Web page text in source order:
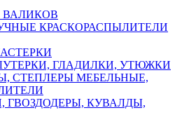
ВАЛИКОВ
КРАСКОРАСПЫЛИТЕЛИ
ГЛАДИЛКИ, УТЮЖКИ
СТЕПЛЕРЫ МЕБЕЛЬНЫЕ,
ГВОЗДОДЕРЫ, КУВАЛДЫ,